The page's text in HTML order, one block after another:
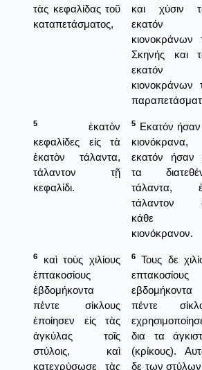
τὰς κεφαλίδας τοῦ
καταπετάσματος,
και χύσιν
εκατόν
κιονοκράνων
Σκηνής και
εκατόν
κιονοκράνων
5
ἑκατὸν
κεφαλίδες εἰς τὰ
ἑκατὸν τάλαντα,
τάλαντον τῇ
κεφαλίδι.
5 Εκατόν
κιονόκρανα,
εκατόν ήσαν
τα
τάλαντα,
τάλαντον
κάθε
κιονόκρανον.
6
καὶ τοὺς χιλίους
ἑπτακοσίους
ἑβδομήκοντα
πέντε σίκλους
ἐποίησεν εἰς τὰς
ἀγκύλας τοῖς
στύλοις, καὶ
κατεχρύσωσε τὰς
6
Τους δε
επτακοσίους
εβδομήκοντα
πέντε
δια τα
(κρίκους).
δε των